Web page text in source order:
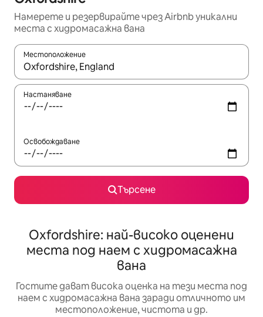
Намерете и резервирайте чрез Airbnb уникални
места с хидромасажна вана
Местоположение
Когато резултатите се покажат, използвайте
Настаняване
Освобождаване
Търсене
Oxfordshire: най-високо оценени
места под наем с хидромасажна
вана
Гостите дават висока оценка на тези места под
наем с хидромасажна вана заради отличното им
местоположение, чистота и др.